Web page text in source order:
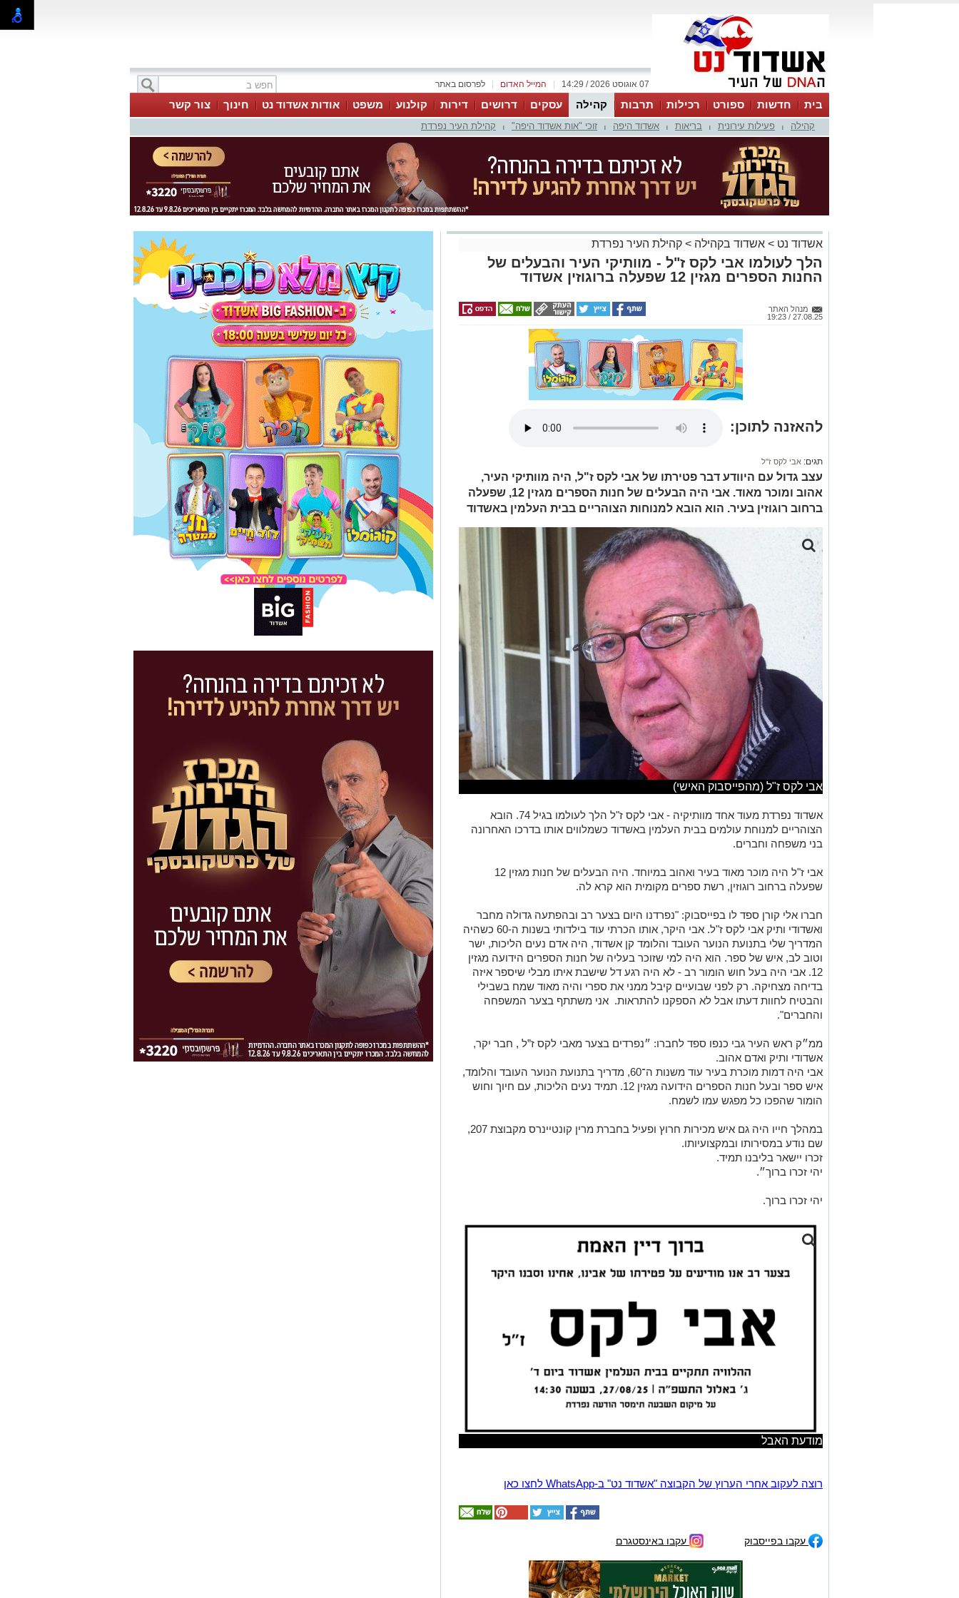
לפרסום באתר המייל האדום 07 אוגוסט 2026 / 14:29
בית חדשות ספורט רכילות תרבות קהילה עסקים דרושים דירות קולנוע משפט אודות אשדוד נט חינוך צור קשר
קהילה פעילות עירונית בריאות אשדוד היפה זוכי "אות אשדוד היפה" קהילת העיר נפרדת
אשדוד נט > אשדוד בקהילה > קהילת העיר נפרדת
הלך לעולמו אבי לקס ז"ל - מוותיקי העיר והבעלים של
החנות הספרים מגזין 12 שפעלה ברוגוזין אשדוד
מנהל האתר
27.08.25 / 19:23
להאזנה לתוכן:
תגים: אבי לקס ז"ל
עצב גדול עם היוודע דבר פטירתו של אבי לקס ז"ל, היה מוותיקי העיר,
אהוב ומוכר מאוד. אבי היה הבעלים של חנות הספרים מגזין 12, שפעלה
ברחוב רוגוזין בעיר. הוא הובא למנוחות הצוהריים בבית העלמין באשדוד
אבי לקס ז"ל (מהפייסבוק האישי)
אשדוד נפרדת מעוד אחד מוותיקיה - אבי לקס ז"ל הלך לעולמו בגיל 74. הובא
הצוהריים למנוחת עולמים בבית העלמין באשדוד כשמלווים אותו בדרכו האחרונה
בני משפחה וחברים.
אבי ז"ל היה מוכר מאוד בעיר ואהוב במיוחד. היה הבעלים של חנות מגזין 12
שפעלה ברחוב רוגוזין, רשת ספרים מקומית הוא קרא לה.
חברו אלי קורן ספד לו בפייסבוק: "נפרדנו היום בצער רב ובהפתעה גדולה מחבר
ואשדודי ותיק אבי לקס ז"ל. אבי היקר, אותו הכרתי עוד בילדותי בשנות ה-60 כשהיה
המדריך שלי בתנועת הנוער העובד והלומד קן אשדוד, היה אדם נעים הליכות, ישר
וטוב לב, איש של ספר. הוא היה למי שזוכר בעליה של חנות הספרים הידועה מגזין
12. אבי היה בעל חוש הומור רב - לא היה רגע דל שישבת איתו מבלי שיספר איזה
בדיחה מצחיקה. רק לפני שבועיים קיבל ממני את ספרי והיה מאוד שמח בשבילי
והבטיח לחוות דעתו אבל לא הספקנו להתראות. אני משתתף בצער המשפחה
והחברים".
ממ״ק ראש העיר גבי כנפו ספד לחברו: ״נפרדים בצער מאבי לקס ז”ל , חבר יקר,
אשדודי ותיק ואדם אהוב.
אבי היה דמות מוכרת בעיר עוד משנות ה־60, מדריך בתנועת הנוער העובד והלומד,
איש ספר ובעל חנות הספרים הידועה מגזין 12. תמיד נעים הליכות, עם חיוך וחוש
הומור שהפכו כל מפגש עמו לשמח.
במהלך חייו היה גם איש מכירות חרוץ ופעיל בחברת מרין קונטיינרס מקבוצת 207,
שם נודע במסירותו ובמקצועיותו.
זכרו יישאר בליבנו תמיד.
יהי זכרו ברוך״.
יהי זכרו ברוך.
מודעת האבל
רוצה לעקוב אחרי הערוץ של הקבוצה "אשדוד נט" ב-WhatsApp לחצו כאן
עקבו בפייסבוק עקבו באינסטגרם